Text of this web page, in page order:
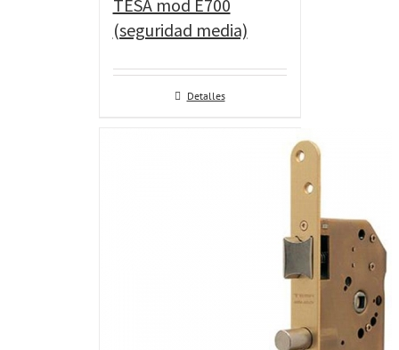
TESA mod E700
(seguridad media)
Detalles